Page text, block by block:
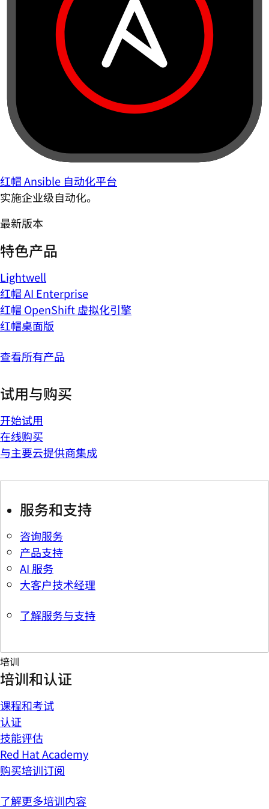
红帽 Ansible 自动化平台
实施企业级自动化。
最新版本
特色产品
Lightwell
红帽 AI Enterprise
红帽 OpenShift 虚拟化引擎
红帽桌面版
查看所有产品
试用与购买
开始试用
在线购买
与主要云提供商集成
服务和支持
咨询服务
产品支持
AI 服务
大客户技术经理
了解服务与支持
培训
培训和认证
课程和考试
认证
技能评估
Red Hat Academy
购买培训订阅
了解更多培训内容